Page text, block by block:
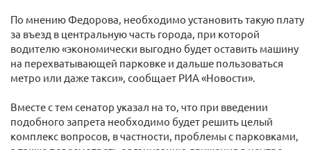
По мнению Федорова, необходимо установить такую плату
за въезд в центральную часть города, при которой
водителю «экономически выгодно будет оставить машину
на перехватывающей парковке и дальше пользоваться
метро или даже такси», сообщает РИА «Новости».
Вместе с тем сенатор указал на то, что при введении
подобного запрета необходимо будет решить целый
комплекс вопросов, в частности, проблемы с парковками,